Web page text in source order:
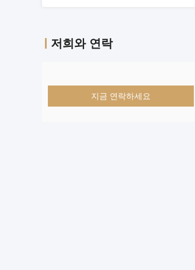
저희와 연락
지금 연락하세요